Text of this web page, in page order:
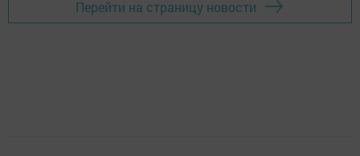
Перейти на страницу новости